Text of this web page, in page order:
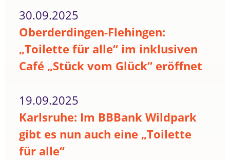
30.09.2025
Oberderdingen-Flehingen:
„Toilette für alle“ im inklusiven
Café „Stück vom Glück“ eröffnet
19.09.2025
Karlsruhe: Im BBBank Wildpark
gibt es nun auch eine „Toilette
für alle“